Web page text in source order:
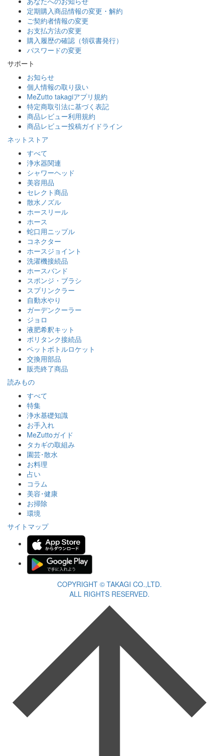
定期購入商品情報の変更・解約
ご契約者情報の変更
お支払方法の変更
購入履歴の確認（領収書発行）
パスワードの変更
サポート
お知らせ
個人情報の取り扱い
MeZutto takagiアプリ規約
特定商取引法に基づく表記
商品レビュー利用規約
商品レビュー投稿ガイドライン
ネットストア
すべて
浄水器関連
シャワーヘッド
美容用品
セレクト商品
散水ノズル
ホースリール
ホース
蛇口用ニップル
コネクター
ホースジョイント
洗濯機接続品
ホースバンド
スポンジ・ブラシ
スプリンクラー
自動水やり
ガーデンクーラー
ジョロ
液肥希釈キット
ポリタンク接続品
ペットボトルロケット
交換用部品
販売終了商品
読みもの
すべて
特集
浄水基礎知識
お手入れ
MeZuttoガイド
タカギの取組み
園芸･散水
お料理
占い
コラム
美容･健康
お掃除
環境
サイトマップ
COPYRIGHT © TAKAGI CO.,LTD.
ALL RIGHTS RESERVED.